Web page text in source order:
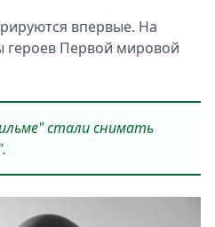
впервые. На
героев Первой мировой
стали снимать